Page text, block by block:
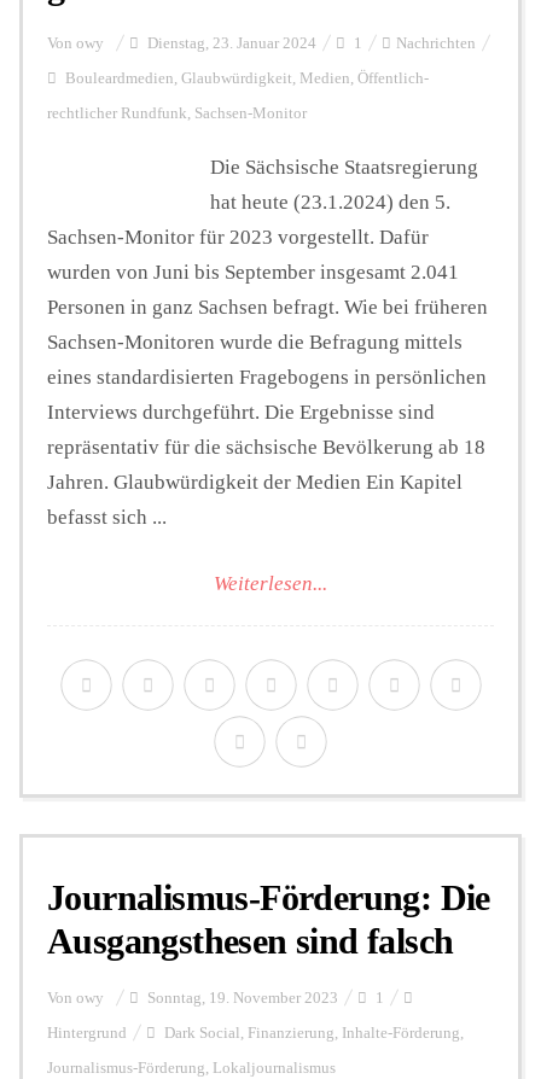
Von owy Dienstag, 23. Januar 2024 1 Nachrichten
Bouleardmedien, Glaubwürdigkeit, Medien, Öffentlich-
rechtlicher Rundfunk, Sachsen-Monitor
Die Sächsische Staatsregierung
hat heute (23.1.2024) den 5.
Sachsen-Monitor für 2023 vorgestellt. Dafür
wurden von Juni bis September insgesamt 2.041
Personen in ganz Sachsen befragt. Wie bei früheren
Sachsen-Monitoren wurde die Befragung mittels
eines standardisierten Fragebogens in persönlichen
Interviews durchgeführt. Die Ergebnisse sind
repräsentativ für die sächsische Bevölkerung ab 18
Jahren. Glaubwürdigkeit der Medien Ein Kapitel
befasst sich ...
Weiterlesen...
Journalismus-Förderung: Die
Ausgangsthesen sind falsch
Von owy Sonntag, 19. November 2023 1
Hintergrund Dark Social, Finanzierung, Inhalte-Förderung,
Journalismus-Förderung, Lokaljournalismus